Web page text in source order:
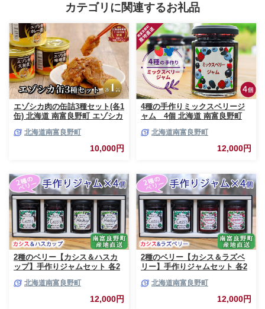
カテゴリに関連するお礼品
エゾシカ肉の缶詰3種セット(各1
缶) 北海道 南富良野町 エゾシカ
合せ ジビエ 加工品 北海道産 国
産 おつまみ おかず 高たんぱく
低脂肪 鉄分 カレー 味噌 食べや
北海道南富良野町
10,000円
4種の手作りミックスベリージ
ャム 4個 北海道 南富良野町
合せ ブルーベリー てんさい糖
酸味 甘味 香り 甘酸っぱい 美味
北海道南富良野町
12,000円
2種のベリー【カシス＆ハスカ
ップ】手作りジャムセット 各2
シス ハスカップ ソース 果実 て
んさい糖 無農薬 ポリフェノー
北海道南富良野町
12,000円
2種のベリー【カシス＆ラズベ
リー】手作りジャムセット 各2
リー カシス ラズベリー ソース
果実 てんさい糖 無農薬
北海道南富良野町
12,000円